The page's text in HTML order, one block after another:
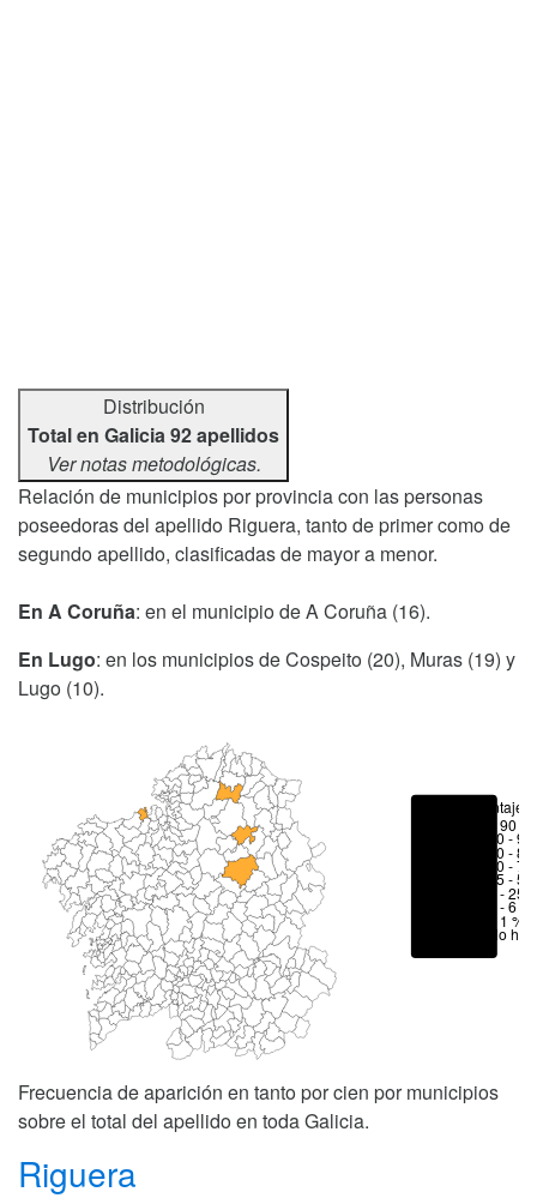
Distribución
Total en Galicia 92 apellidos
Ver notas metodológicas.
Relación de municipios por provincia con las personas
poseedoras del apellido Riguera, tanto de primer como de
segundo apellido, clasificadas de mayor a menor.
En A Coruña: en el municipio de A Coruña (16).
En Lugo: en los municipios de Cospeito (20), Muras (19) y
Lugo (10).
Porcentajes
> 90 %
80 -
70 -
50 -
25 -
6 - 25
1 - 6 %
< 1 %
No hay
Frecuencia de aparición en tanto por cien por municipios
sobre el total del apellido en toda Galicia.
Riguera